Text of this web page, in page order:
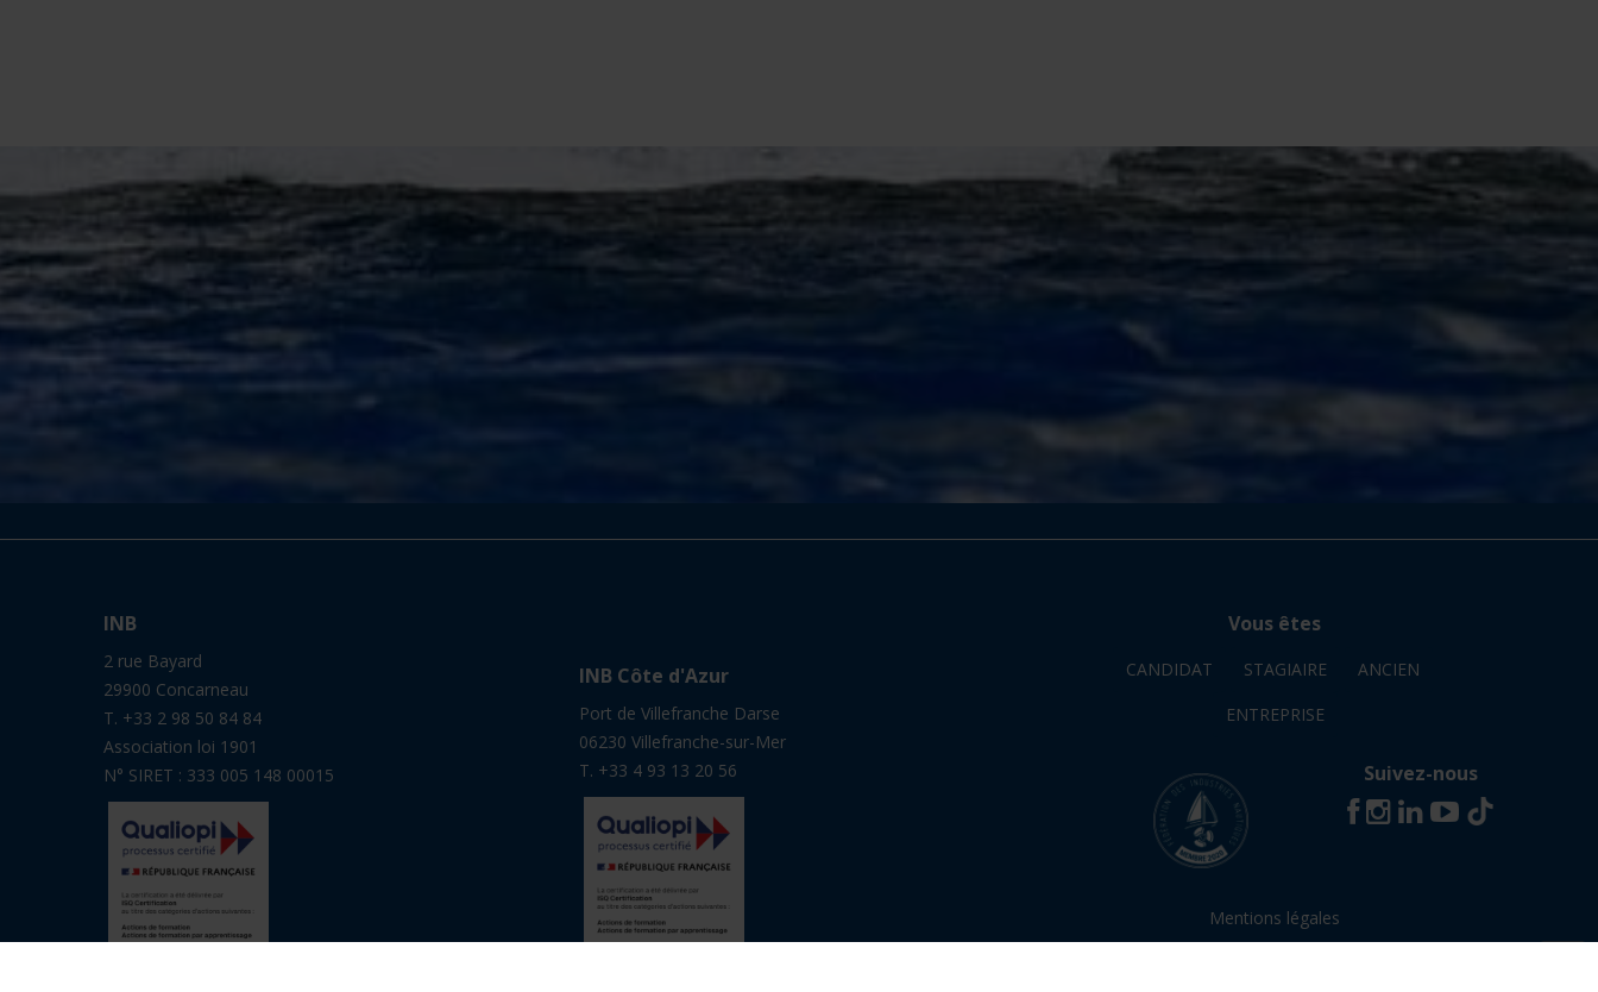
2 rue Bayard
Association loi 1901
N° SIRET : 333 005 148 00015
Suivez-nous
Mentions légales
© Avril 2026 - INB